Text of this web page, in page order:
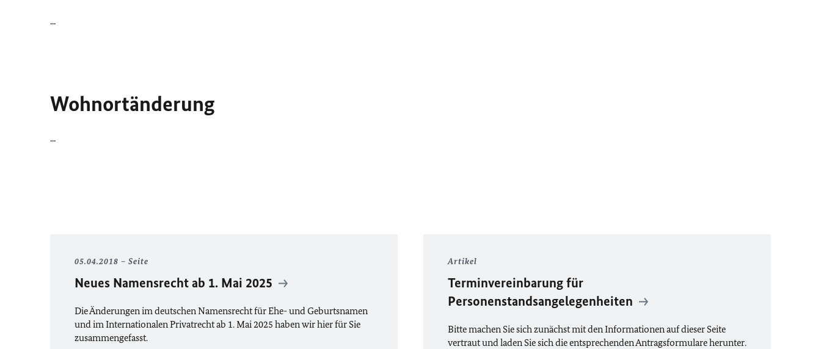
...
Wohnortänderung
...
05.04.2018 Seite
Neues Namensrecht ab 1. Mai 2025
Die Änderungen im deutschen Namensrecht für Ehe- und Geburtsnamen
und im Internationalen Privatrecht ab 1. Mai 2025 haben wir hier für Sie
zusammengefasst.
Artikel
Terminvereinbarung für
Personenstandsangelegenheiten
Bitte machen Sie sich zunächst mit den Informationen auf dieser Seite
vertraut und laden Sie sich die entsprechenden Antragsformulare herunter.